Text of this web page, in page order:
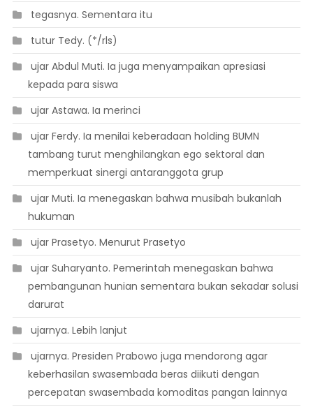
 tegasnya. Sementara itu
 tutur Tedy. (*/rls)
 ujar Abdul Muti. Ia juga menyampaikan apresiasi
kepada para siswa
 ujar Astawa. Ia merinci
 ujar Ferdy. Ia menilai keberadaan holding BUMN
tambang turut menghilangkan ego sektoral dan
memperkuat sinergi antaranggota grup
 ujar Muti. Ia menegaskan bahwa musibah bukanlah
hukuman
 ujar Prasetyo. Menurut Prasetyo
 ujar Suharyanto. Pemerintah menegaskan bahwa
pembangunan hunian sementara bukan sekadar solusi
darurat
 ujarnya. Lebih lanjut
 ujarnya. Presiden Prabowo juga mendorong agar
keberhasilan swasembada beras diikuti dengan
percepatan swasembada komoditas pangan lainnya